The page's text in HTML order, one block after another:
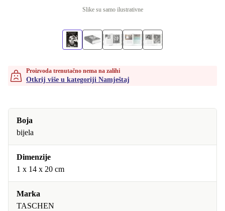
Slike su samo ilustrativne
Proizvoda trenutačno nema na zalihi
Otkrij više u kategoriji Namještaj
Boja
bijela
Dimenzije
1 x 14 x 20 cm
Marka
TASCHEN